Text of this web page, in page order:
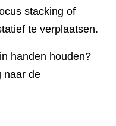
stacking of
te verplaatsen.
handen houden?
naar de